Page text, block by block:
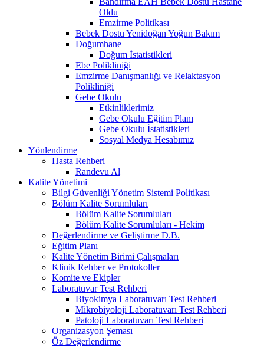
Oldu
Emzirme Politikası
Bebek Dostu Yenidoğan Yoğun Bakım
Doğumhane
Doğum İstatistikleri
Ebe Polikliniği
Emzirme Danışmanlığı ve Relaktasyon
Polikliniği
Gebe Okulu
Etkinliklerimiz
Gebe Okulu Eğitim Planı
Gebe Okulu İstatistikleri
Sosyal Medya Hesabımız
Yönlendirme
Hasta Rehberi
Randevu Al
Kalite Yönetimi
Bilgi Güvenliği Yönetim Sistemi Politikası
Bölüm Kalite Sorumluları
Bölüm Kalite Sorumluları
Bölüm Kalite Sorumluları - Hekim
Değerlendirme ve Geliştirme D.B.
Eğitim Planı
Kalite Yönetim Birimi Çalışmaları
Klinik Rehber ve Protokoller
Komite ve Ekipler
Laboratuvar Test Rehberi
Biyokimya Laboratuvarı Test Rehberi
Mikrobiyoloji Laboratuvarı Test Rehberi
Patoloji Laboratuvarı Test Rehberi
Organizasyon Şeması
Öz Değerlendirme